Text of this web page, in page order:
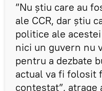
”Nu știu care au
ale CCR, dar știu
politice ale
nici un guvern nu
pentru a dezbate
actual va fi folosit
contestat”,